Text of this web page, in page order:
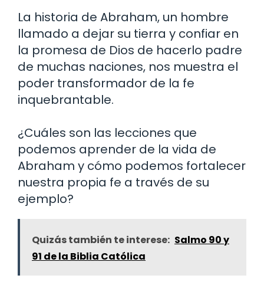
La historia de Abraham, un hombre
llamado a dejar su tierra y confiar en
la promesa de Dios de hacerlo padre
de muchas naciones, nos muestra el
poder transformador de la fe
inquebrantable.
¿Cuáles son las lecciones que
podemos aprender de la vida de
Abraham y cómo podemos fortalecer
nuestra propia fe a través de su
ejemplo?
Quizás también te interese: Salmo 90 y
91 de la Biblia Católica